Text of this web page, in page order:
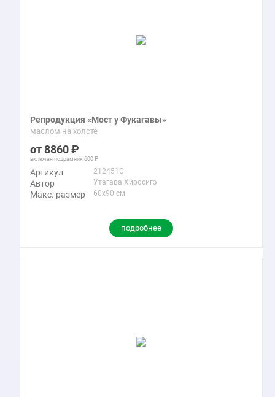
Репродукция «Мост у Фукагавы»
маслом на холсте
8860
включая подрамник 600
Артикул 212451C
Автор Утагава Хиросигэ
Макс. размер 60x90 см
подробнее